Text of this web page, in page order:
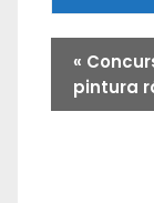
«
pintura